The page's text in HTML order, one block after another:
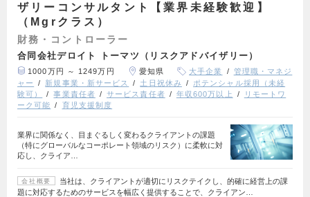
ザリーコンサルタント【業界未経験歓迎】
（Mgrクラス）
財務・コントローラー
合同会社デロイト トーマツ（リスクアドバイザリー）
1000万円 ～ 1249万円 愛知県 大手企業
管理職・マネジ
ャー
新規事業・新サービス 土日祝休み
ポテンシャル採用（未経
験可）
事業責任者 サービス責任者 年収600万以上
リモートワ
ーク可能
育児支援制度
業界に関係なく、目まぐるしく変わるクライアントの課題
（特にグローバルなコーポレート領域のリスク）に柔軟に対
応し、クライア…
会社概要
当社は、クライアントが適切にリスクテイクし、的確に経営上の課
題に対応するためのサービスを幅広く提供することで、クライアン…